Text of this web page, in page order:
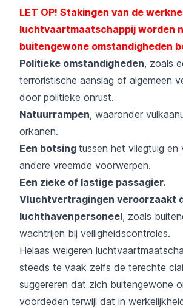
LET OP! Stakingen van de
luchtvaartmaatschappij worden
buitengewone omstandigheden
Politieke omstandigheden, zoals
terroristische aanslag of algemeen
door politieke onrust.
Natuurrampen, waaronder
orkanen.
Een botsing tussen het vliegtuig en
andere vreemde voorwerpen.
Een zieke of lastige passagier.
Vluchtvertragingen veroorzaakt
luchthavenpersoneel, zoals
wachtrijen bij veiligheidscontroles.
Helaas weigeren
steeds te vaak zelfs de terechte
suggereren dat zich buitengewone
voordeden terwijl dat in